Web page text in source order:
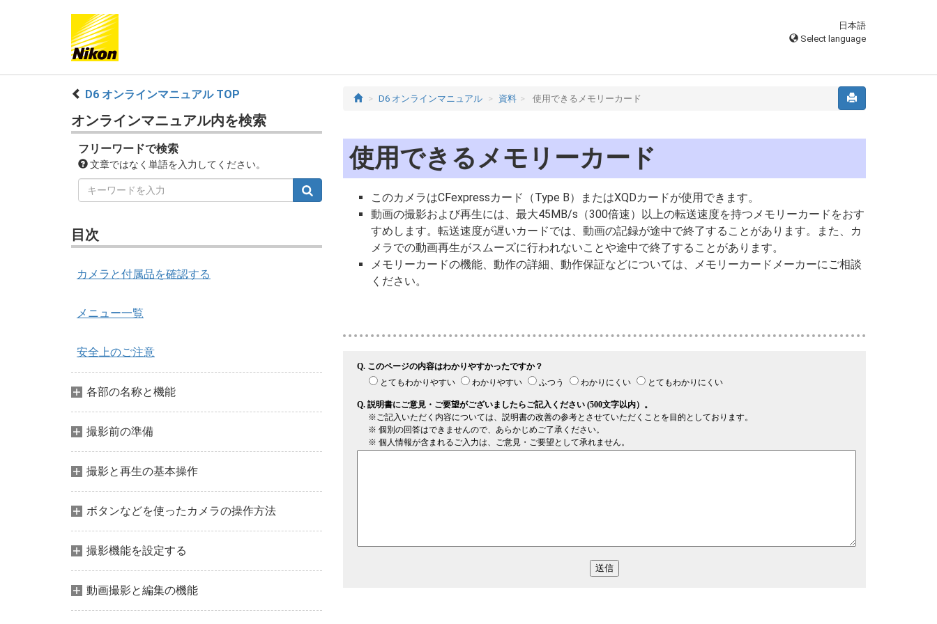
日本語
Select language
D6 オンラインマニュアル TOP
オンラインマニュアル内を検索
フリーワードで検索
文章ではなく単語を入力してください。
目次
カメラと付属品を確認する
メニュー一覧
安全上のご注意
各部の名称と機能
撮影前の準備
撮影と再生の基本操作
ボタンなどを使ったカメラの操作方法
撮影機能を設定する
動画撮影と編集の機能
D6 オンラインマニュアル 資料 使用できるメモリーカード
使用できるメモリーカード
このカメラはCFexpressカード（Type B）またはXQDカードが使用できます。
動画の撮影および再生には、最大45MB/s（300倍速）以上の転送速度を持つメモリーカードをおす
すめします。転送速度が遅いカードでは、動画の記録が途中で終了することがあります。また、カ
メラでの動画再生がスムーズに行われないことや途中で終了することがあります。
メモリーカードの機能、動作の詳細、動作保証などについては、メモリーカードメーカーにご相談
ください。